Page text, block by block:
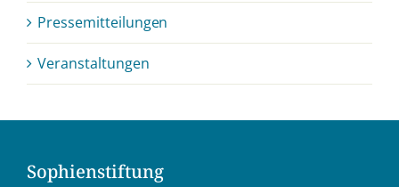
Pressemitteilungen
Veranstaltungen
Sophienstiftung